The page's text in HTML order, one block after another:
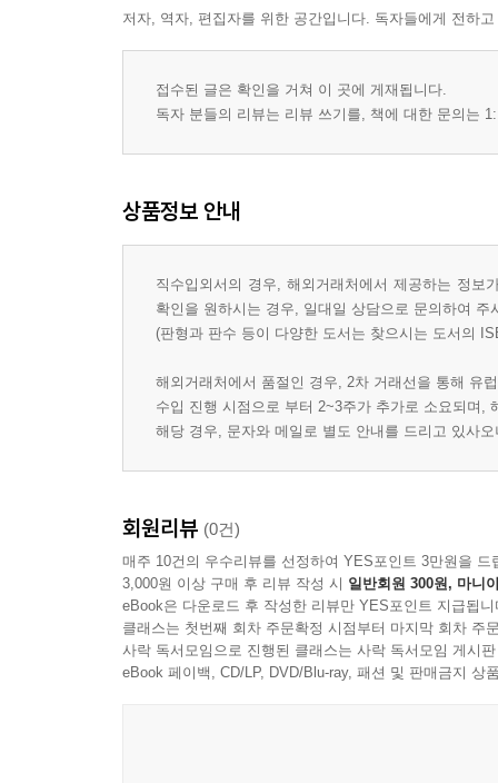
Antonella Granieri, PhD
Lorraine Caputo, LCSW
PART II: Treatment of eating disorders
Yael Kadish, PhD
7. Heathen talk: psychoanalytic considerations of
Judith Brisman, PhD
8. To know another inside and out: linking psychic
Danielle Novack, Ph.D.
저자, 역자, 편집자를 위한 공간입니다. 독자들에게 전하
접수된 글은 확인을 거쳐 이 곳에 게재됩니다.
독자 분들의 리뷰는 리뷰 쓰기를, 책에 대한 문의는
상품정보 안내
직수입외서의 경우, 해외거래처에서 제공하는 정
확인을 원하시는 경우, 일대일 상담으로 문의하여 주
(판형과 판수 등이 다양한 도서는 찾으시는 도서의
해외거래처에서 품절인 경우, 2차 거래선을 통해 유
수입 진행 시점으로 부터 2~3주가 추가로 소요되며,
해당 경우, 문자와 메일로 별도 안내를 드리고 있사
회원리뷰 (0건)
매주 10건의 우수리뷰를 선정하여 YES포인트 3만원을 드
3,000원 이상 구매 후 리뷰 작성 시 일반회원 300원, 마니
eBook은 다운로드 후 작성한 리뷰만 YES포인트 지급됩니
클래스는 첫번째 회차 주문확정 시점부터 마지막 회차 주
사락 독서모임으로 진행된 클래스는 사락 독서모임 게시
eBook 페이백, CD/LP, DVD/Blu-ray, 패션 및 판매금지 상